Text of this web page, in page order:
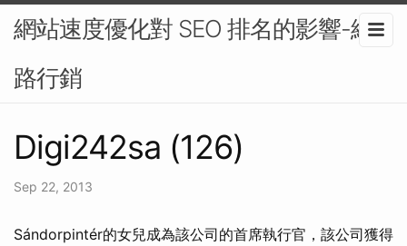
網站速度優化對 SEO 排名的影響-網
路行銷
Digi242sa (126)
Sep 22, 2013
Sándorpintér的女兒成為該公司的首席執行官，該公司獲得